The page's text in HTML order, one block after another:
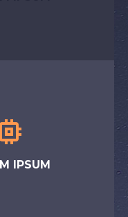
IPSUM